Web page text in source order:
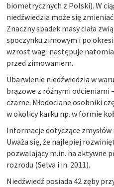
biometrycznych z Polski). W
niedźwiedzia może się
Znaczny spadek masy ciała
spoczynku zimowym i po
wzrost wagi następuje
przed zimowaniem.
Ubarwienie niedźwiedzia w
brązowe z różnymi odcieniami
czarne. Młodociane osobniki
w okolicy karku np. w formie
Informacje dotyczące zmysłów
Uważa się, że najlepiej
pozwalający m.in. na aktywne
rozrodu (Selva i in. 2011).
Niedźwiedź posiada 42 zęby